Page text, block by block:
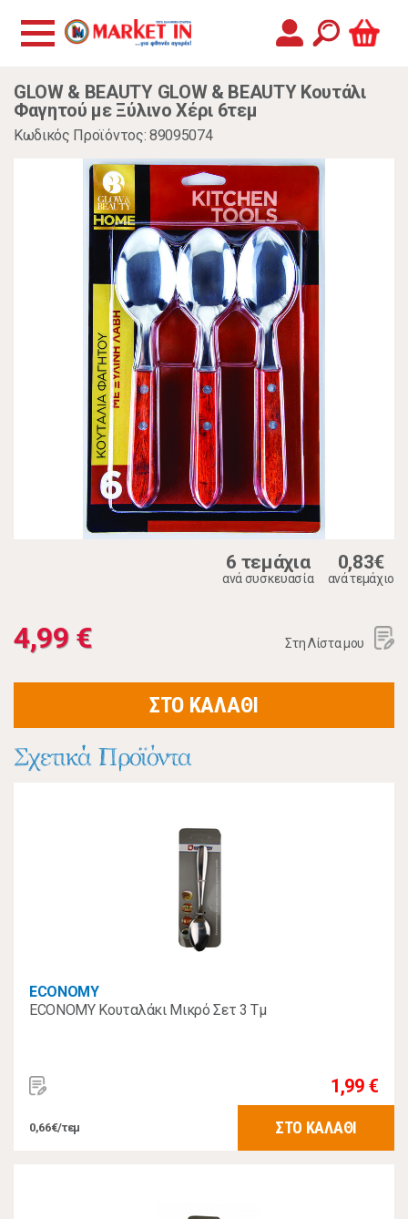
GLOW & BEAUTY GLOW & BEAUTY Κουτάλι
Φαγητού με Ξύλινο Χέρι 6τεμ
Κωδικός Προϊόντος: 89095074
6 τεμάχια
ανά συσκευασία
0,83€
ανά τεμάχιο
4,99 € Στη Λίστα μου
ΣΤΟ ΚΑΛΑΘΙ
Σχετικά Προϊόντα
ECONOMY
ECONOMY Κουταλάκι Μικρό Σετ 3 Τμ
1,99 €
0,66€/τεμ ΣΤΟ ΚΑΛΑΘΙ